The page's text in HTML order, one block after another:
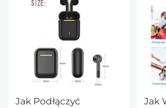
Jak Podłączyć
Jak